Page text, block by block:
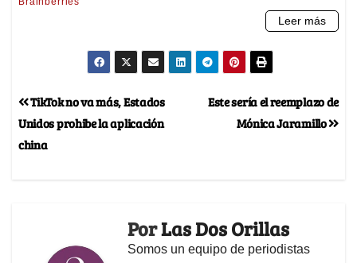
Este sería el reemplazo de
Mónica Jaramillo
TikTok no va más, Estados
Unidos prohibe la aplicación
china
PorLas Dos Orillas
Somos un equipo de periodistas